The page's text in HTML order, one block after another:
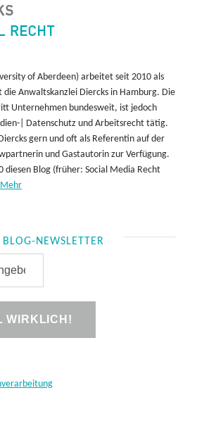
of Aberdeen) arbeitet seit 2010 als
die Anwaltskanzlei Diercks in Hamburg. Die
Unternehmen bundesweit, ist jedoch
| Datenschutz und Arbeitsrecht tätig.
gern und oft als Referentin auf der
und Gastautorin zur Verfügung.
diesen Blog (früher: Social Media Recht
Mehr
NEWSLETTER